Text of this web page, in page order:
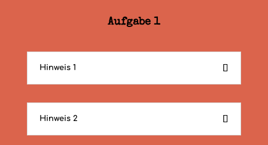
Aufgabe 1
Hinweis 1
Hinweis 2